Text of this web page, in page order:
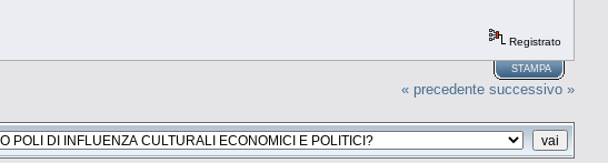
Registrato
STAMPA
« precedente successivo »